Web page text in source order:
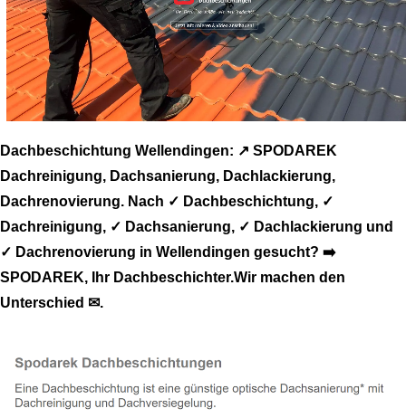
Dachbeschichtung Wellendingen: ↗️ SPODAREK
Dachreinigung, Dachsanierung, Dachlackierung,
Dachrenovierung. Nach ✓ Dachbeschichtung, ✓
Dachreinigung, ✓ Dachsanierung, ✓ Dachlackierung und
✓ Dachrenovierung in Wellendingen gesucht? ➡️
SPODAREK, Ihr Dachbeschichter.Wir machen den
Unterschied ✉.